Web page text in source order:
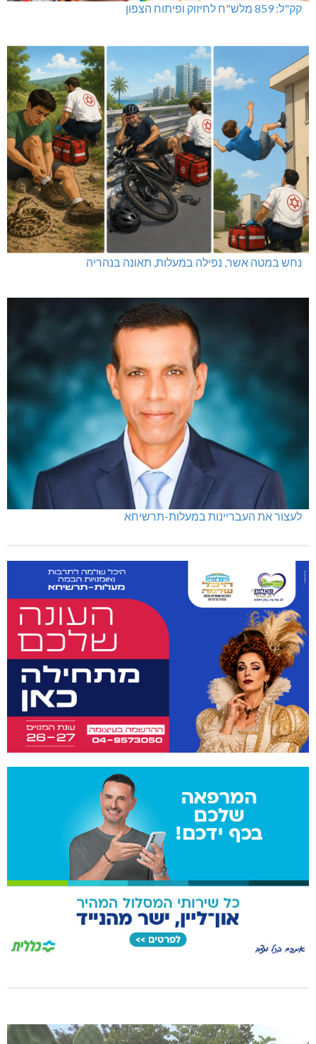
קק"ל: 859 מלש"ח לחיזוק ופיתוח הצפון
נחש במטה אשר, נפילה במעלות, תאונה בנהריה
לעצור את העבריינות במעלות-תרשיחא